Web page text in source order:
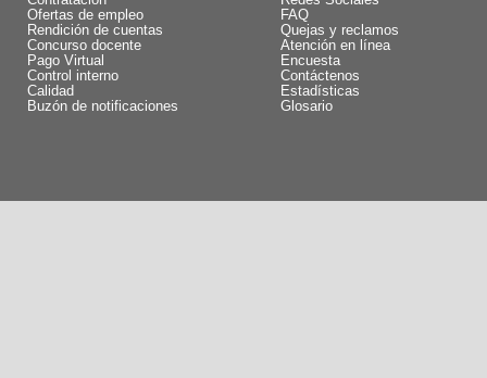
Ofertas de empleo
Rendición de cuentas
Concurso docente
Pago Virtual
Control interno
Calidad
Buzón de notificaciones
FAQ
Quejas y reclamos
Atención en línea
Encuesta
Contáctenos
Estadísticas
Glosario